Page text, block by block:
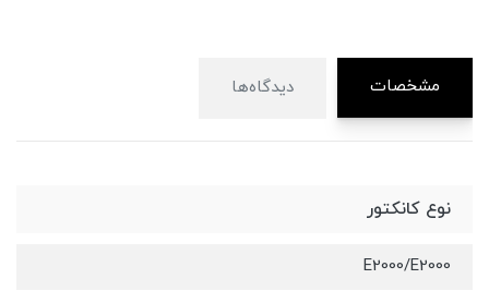
مشخصات دیدگاه‌ها
نوع کانکتور
E2000/E2000